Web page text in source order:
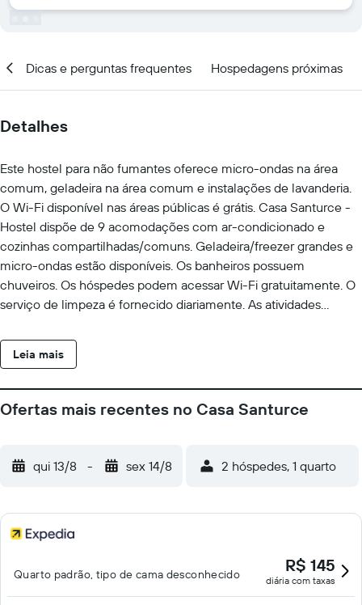
Dicas e perguntas frequentes Hospedagens próximas
Detalhes
Este hostel para não fumantes oferece micro-ondas na área
comum, geladeira na área comum e instalações de lavanderia.
O Wi-Fi disponível nas áreas públicas é grátis. Casa Santurce -
Hostel dispõe de 9 acomodações com ar-condicionado e
cozinhas compartilhadas/comuns. Geladeira/freezer grandes e
micro-ondas estão disponíveis. Os banheiros possuem
chuveiros. Os hóspedes podem acessar Wi-Fi gratuitamente. O
serviço de limpeza é fornecido diariamente. As atividades
perto dele, e poderá haver cobrança de taxa.
Leia mais
Ofertas mais recentes no Casa Santurce
qui 13/8 - sex 14/8 2 hóspedes, 1 quarto
Quarto padrão, tipo de cama desconhecido R$ 145
diária com taxas